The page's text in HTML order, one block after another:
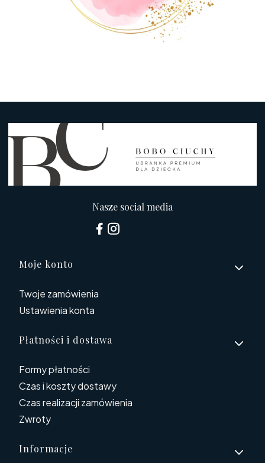
Nasze social media
Linki w stopce
Moje konto
Twoje zamówienia
Ustawienia konta
Płatności i dostawa
Formy płatności
Czas i koszty dostawy
Czas realizacji zamówienia
Zwroty
Informacje